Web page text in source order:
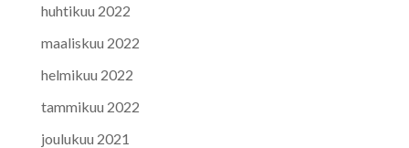
huhtikuu 2022
maaliskuu 2022
helmikuu 2022
tammikuu 2022
joulukuu 2021